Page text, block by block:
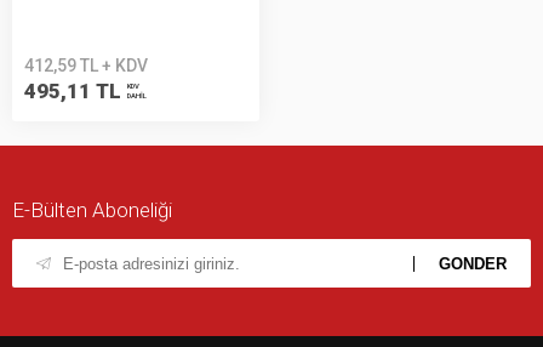
412,59 TL + KDV
495,11 TL
KDV
DAHİL
E-Bülten Aboneliği